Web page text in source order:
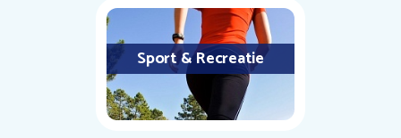
Sport & Recreatie